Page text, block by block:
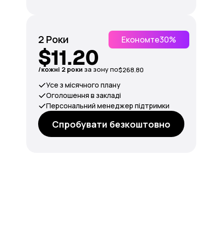
2 Роки Економте30%
$11.20
/кожні 2 роки за зону по$268.80
Усе з місячного плану
Оголошення в закладі
Персональний менеджер підтримки
Спробувати безкоштовно